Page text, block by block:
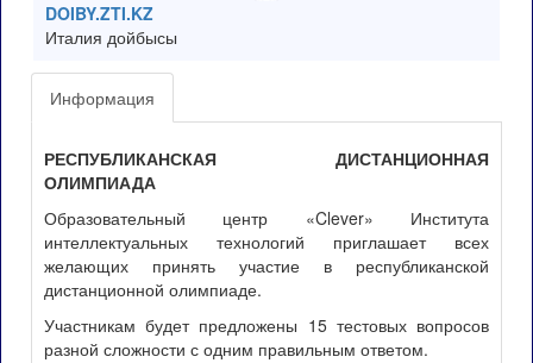
DOIBY.ZTI.KZ
Италия дойбысы
Информация
РЕСПУБЛИКАНСКАЯ ДИСТАНЦИОННАЯ
ОЛИМПИАДА
Образовательный центр «Clever» Института
интеллектуальных технологий приглашает всех
желающих принять участие в республиканской
дистанционной олимпиаде.
Участникам будет предложены 15 тестовых вопросов
разной сложности с одним правильным ответом.